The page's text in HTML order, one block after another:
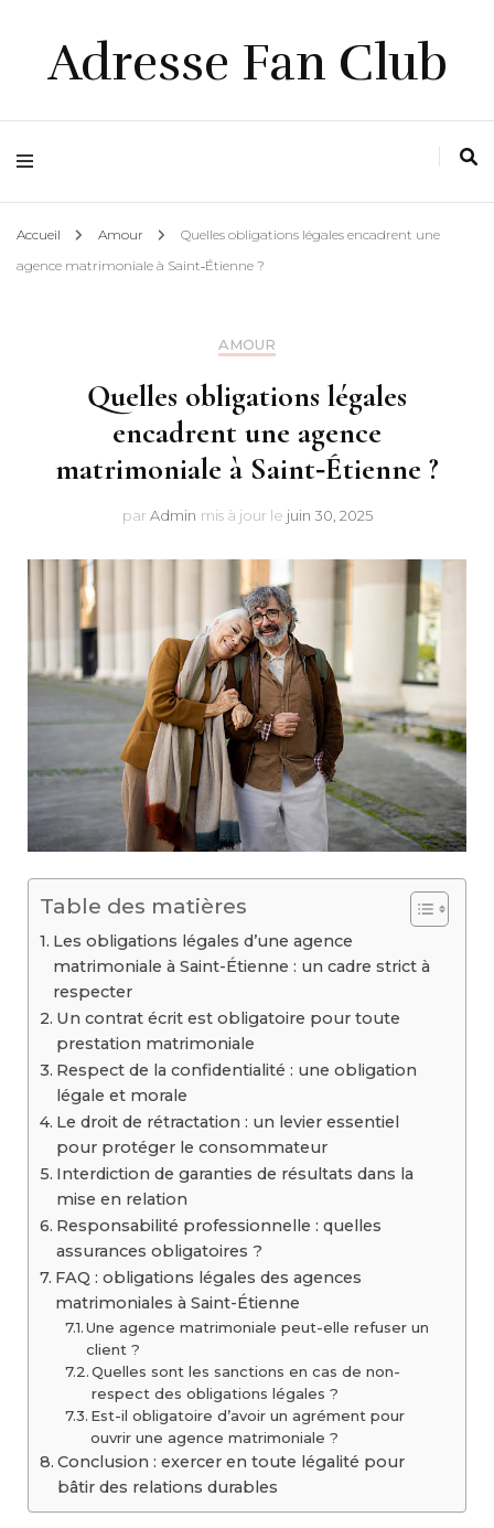
Adresse Fan Club
Accueil Amour
Quelles obligations légales encadrent une
agence matrimoniale à Saint‑Étienne ?
AMOUR
Quelles obligations légales
encadrent une agence
matrimoniale à Saint‑Étienne ?
par Admin mis à jour le juin 30, 2025
Table des matières
Les obligations légales d’une agence
matrimoniale à Saint-Étienne : un cadre strict à
respecter
Un contrat écrit est obligatoire pour toute
prestation matrimoniale
Respect de la confidentialité : une obligation
légale et morale
Le droit de rétractation : un levier essentiel
pour protéger le consommateur
Interdiction de garanties de résultats dans la
mise en relation
Responsabilité professionnelle : quelles
assurances obligatoires ?
FAQ : obligations légales des agences
matrimoniales à Saint-Étienne
Une agence matrimoniale peut-elle refuser un
client ?
Quelles sont les sanctions en cas de non-
respect des obligations légales ?
Est-il obligatoire d’avoir un agrément pour
ouvrir une agence matrimoniale ?
Conclusion : exercer en toute légalité pour
bâtir des relations durables